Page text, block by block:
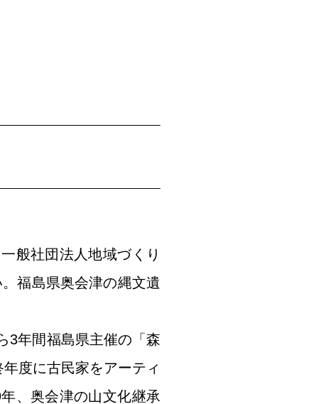
般社団法人地域づくり
福島県奥会津の縄文遺
3年間福島県主催の「森
度に古民家をアーティ
、奥会津の山文化継承